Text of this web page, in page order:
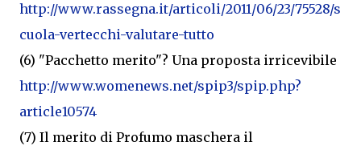
http://www.rassegna.it/articoli/2011/06/23/75528/s
cuola-vertecchi-valutare-tutto
(6) "Pacchetto merito"? Una proposta irricevibile
http://www.womenews.net/spip3/spip.php?
article10574
(7) Il merito di Profumo maschera il